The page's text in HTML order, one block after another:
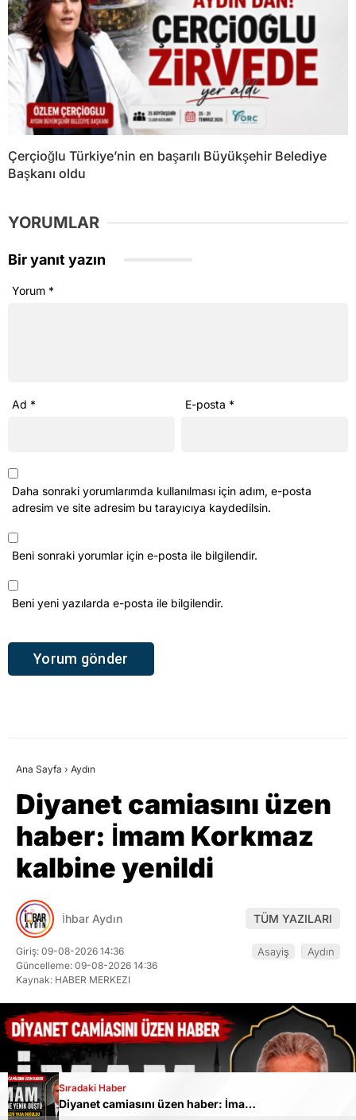
Çerçioğlu Türkiye’nin en başarılı Büyükşehir Belediye
Başkanı oldu
YORUMLAR
Bir yanıt yazın
Yorum *
Ad * E-posta *
Daha sonraki yorumlarımda kullanılması için adım, e-posta
adresim ve site adresim bu tarayıcıya kaydedilsin.
Beni sonraki yorumlar için e-posta ile bilgilendir.
Beni yeni yazılarda e-posta ile bilgilendir.
Sıradaki Haber
Diyanet camiasını üzen haber: İmam Korkmaz kalbine yenildi
Ana Sayfa › Aydın
Diyanet camiasını üzen
haber: İmam Korkmaz
kalbine yenildi
İhbar Aydın TÜM YAZILARI
Giriş: 09-08-2026 14:36
Güncelleme: 09-08-2026 14:36
Kaynak: HABER MERKEZI
Asayiş Aydın